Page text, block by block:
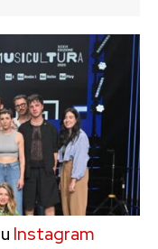
Instagram